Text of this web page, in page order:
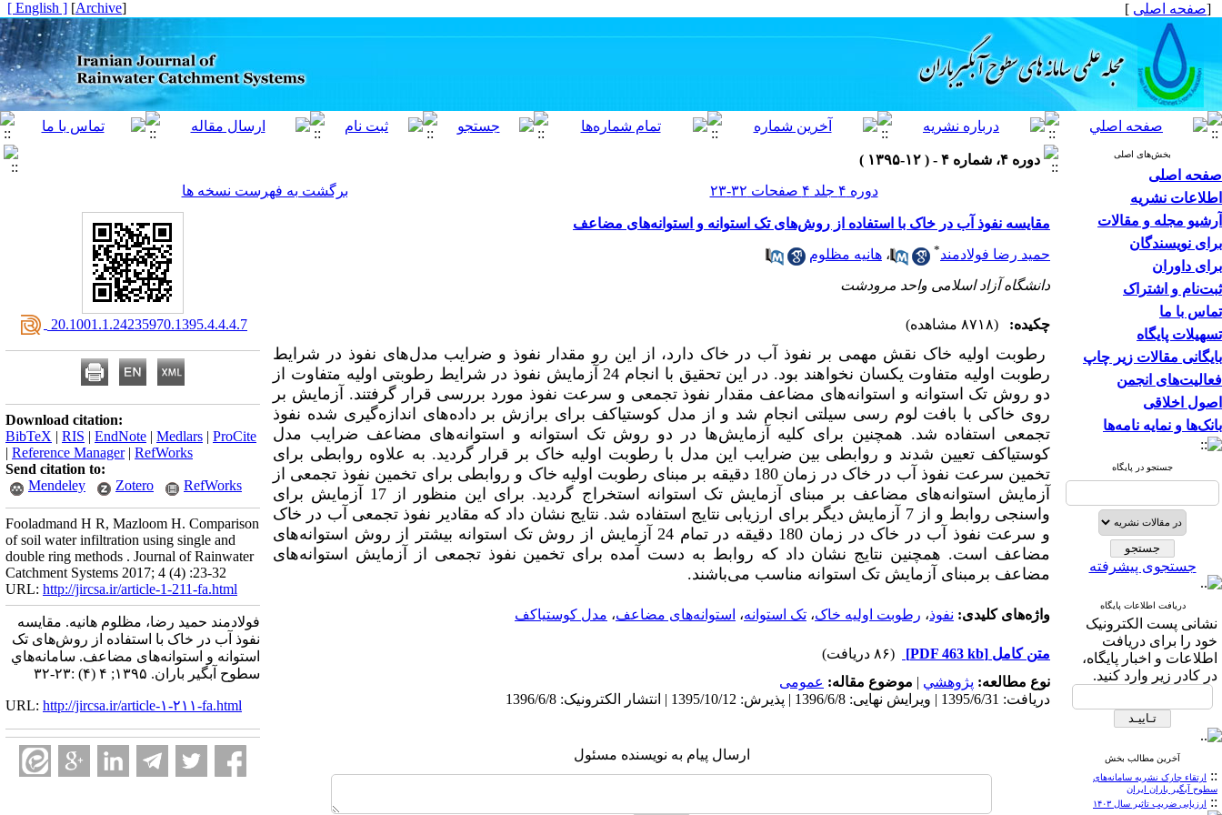
[صفحه اصلی ]
[
Archive
]
[ English ]
بخش‌های اصلی
صفحه اصلی
اطلاعات نشریه
آرشیو مجله و مقالات
برای نویسندگان
برای داوران
ثبت‌نام و اشتراک
تماس با ما
تسهیلات پایگاه
بایگانی مقالات زیر چاپ
فعالیت‌های انجمن
اصول اخلاقی
بانک‌ها و نمایه نامه‌ها
جستجو در پایگاه
جستجوی پیشرفته
دریافت اطلاعات پایگاه
نشانی پست الکترونیک
خود را برای دریافت
اطلاعات و اخبار پایگاه،
در کادر زیر وارد کنید.
آخرین مطالب بخش
:: ارتقاء چارک نشریه سامانه‌های
سطوح آبگیر باران ایران
:: ارزیابی ضریب تاثیر سال ۱۴۰۳
دوره ۴، شماره ۴ - ( ۱۲-۱۳۹۵ )
دوره ۴ جلد ۴ صفحات ۳۲-۲۳
برگشت به فهرست نسخه ها
مقایسه نفوذ آب در خاک با استفاده از روش‌های تک استوانه و استوانه‌های مضاعف
حمید رضا فولادمند* ، هانیه مظلوم
دانشگاه آزاد اسلامی واحد مرودشت
چکیده: (۸۷۱۸ مشاهده)
رطوبت اولیه خاک نقش مهمی بر نفوذ آب در خاک دارد، از این ‌رو مقدار نفوذ و ضرایب مدل‌های نفوذ در شرایط
رطوبت اولیه متفاوت یکسان نخواهند بود. در این تحقیق با انجام 24 آزمایش نفوذ در شرایط رطوبتی اولیه متفاوت از
دو روش تک استوانه و استوانه‌های مضاعف مقدار نفوذ تجمعی و سرعت نفوذ مورد بررسی قرار گرفتند. آزمایش بر
روی خاکی با بافت لوم رسی سیلتی انجام شد و از مدل کوستیاکف برای برازش بر داده‌های اندازه‌گیری شده نفوذ
تجمعی استفاده شد. همچنین برای کلیه آزمایش‌ها در دو روش تک استوانه و استوانه‌های مضاعف ضرایب مدل
کوستیاکف تعیین شدند و روابطی بین ضرایب این مدل با رطوبت اولیه خاک بر قرار گردید. به علاوه روابطی برای
تخمین سرعت نفوذ آب در خاک در زمان 180 دقیقه بر مبنای رطوبت اولیه خاک و روابطی برای تخمین نفوذ تجمعی از
آزمایش استوانه‌های مضاعف بر مبنای آزمایش تک استوانه استخراج گردید. برای این منظور از 17 آزمایش برای
واسنجی روابط و از 7 آزمایش دیگر برای ارزیابی نتایج استفاده شد. نتایج نشان داد که مقادیر نفوذ تجمعی آب در خاک
و سرعت نفوذ آب در خاک در زمان 180 دقیقه در تمام 24 آزمایش از روش تک استوانه بیشتر از روش استوانه‌های
مضاعف است. همچنین نتایج نشان داد که روابط به دست آمده برای تخمین نفوذ تجمعی از آزمایش استوانه‌های
مضاعف برمبنای آزمایش تک استوانه مناسب می‌باشند.
واژه‌های کلیدی: نفوذ، رطوبت اولیه خاک، تک استوانه، استوانه‌های مضاعف، مدل کوستیاکف
متن کامل [PDF 463 kb]
(۸۶ دریافت)
نوع مطالعه: پژوهشي | موضوع مقاله: عمومى
دریافت: 1395/6/31 | ویرایش نهایی: 1396/6/8 | پذیرش: 1395/10/12 | انتشار الکترونیک: 1396/6/8
ارسال پیام به نویسنده مسئول
‎ 20.1001.1.24235970.1395.4.4.4.7
Download citation:
BibTeX | RIS | EndNote | Medlars | ProCite
| Reference Manager| RefWorks
Send citation to:
Mendeley
Zotero RefWorks
Fooladmand H R, Mazloom H. Comparison
of soil water infiltration using single and
double ring methods . Journal of Rainwater
Catchment Systems 2017; 4 (4) :23-32
URL: http://jircsa.ir/article-1-211-fa.html
فولادمند حمید رضا، مظلوم هانیه. مقایسه
نفوذ آب در خاک با استفاده از روش‌های تک
استوانه و استوانه‌های مضاعف. سامانه‌هاي
سطوح آبگير باران. ۱۳۹۵; ۴ (۴) :۲۳-۳۲
URL: http://jircsa.ir/article-۱-۲۱۱-fa.html